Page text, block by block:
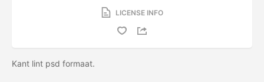
LICENSE INFO
Kant lint psd formaat.